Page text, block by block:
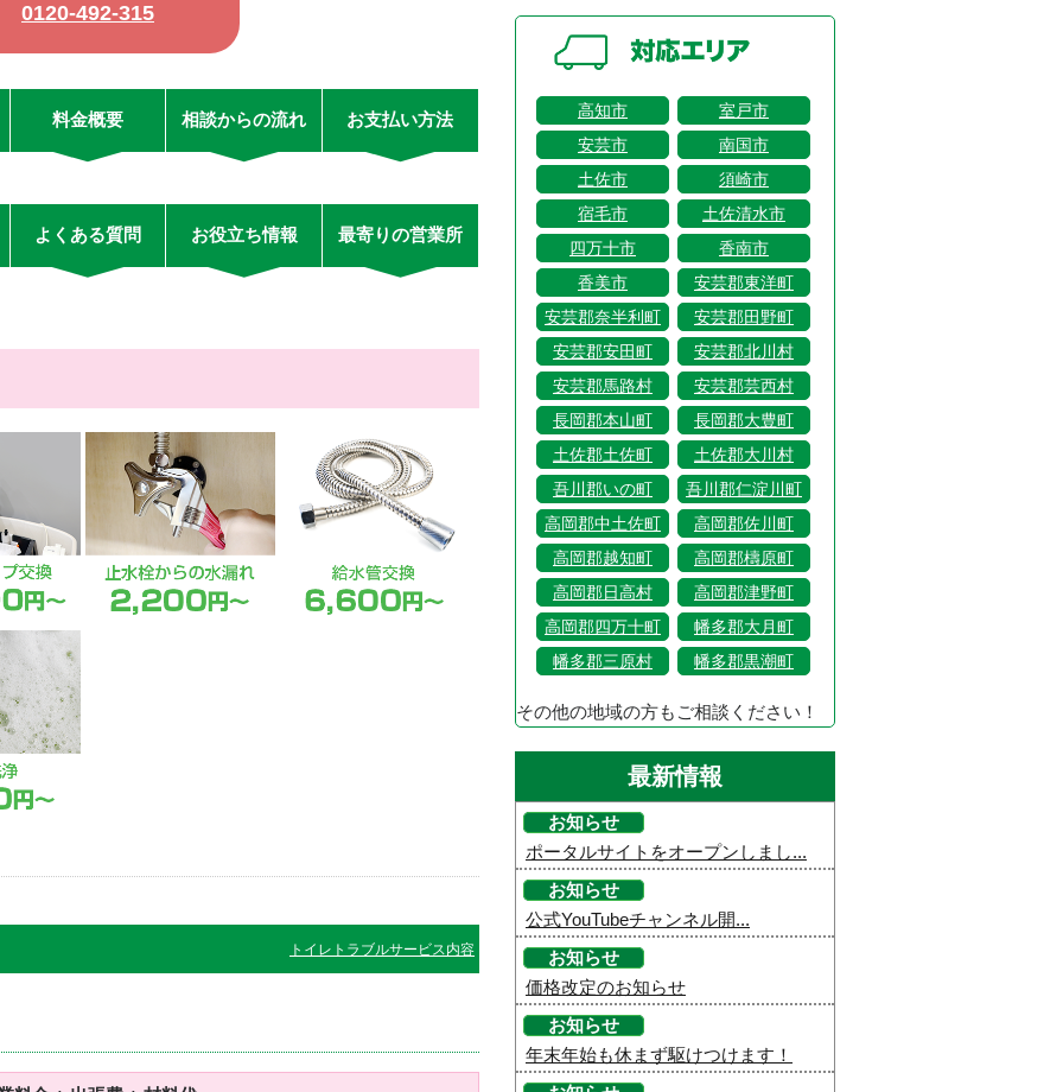
0120-492-315
料金概要 相談からの流れ お支払い方法
よくある質問 お役立ち情報 最寄りの営業所
トイレトラブルサービス内容
高知市
室戸市
安芸市
南国市
土佐市
須崎市
宿毛市
土佐清水市
四万十市
香南市
香美市
安芸郡東洋町
安芸郡奈半利町
安芸郡田野町
安芸郡安田町
安芸郡北川村
安芸郡馬路村
安芸郡芸西村
長岡郡本山町
長岡郡大豊町
土佐郡土佐町
土佐郡大川村
吾川郡いの町
吾川郡仁淀川町
高岡郡中土佐町
高岡郡佐川町
高岡郡越知町
高岡郡檮原町
高岡郡日高村
高岡郡津野町
高岡郡四万十町
幡多郡大月町
幡多郡三原村
幡多郡黒潮町
その他の地域の方もご相談ください！
最新情報
お知らせ
ポータルサイトをオープンしまし...
お知らせ
公式YouTubeチャンネル開...
お知らせ
価格改定のお知らせ
お知らせ
年末年始も休まず駆けつけます！